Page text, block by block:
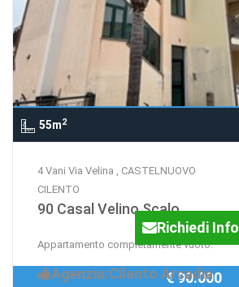
55m2
4 Vani Via Velina , CASTELNUOVO
CILENTO
90 Casal Velino Scalo
Appartamento completamente vuoto.
Richiedi Info
Agenzia:Cilento Arcadia
€ 90.000